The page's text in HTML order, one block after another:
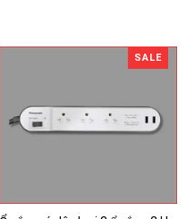
SALE